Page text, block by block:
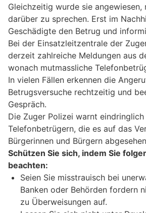
Gleichzeitig wurde sie angewiesen,
darüber zu sprechen. Erst im
Geschädigte den Betrug und
Bei der Einsatzleitzentrale der
derzeit zahlreiche Meldungen aus
wonach mutmassliche
In vielen Fällen erkennen die
Betrugsversuche rechtzeitig und
Gespräch.
Die Zuger Polizei warnt
Telefonbetrügern, die es auf das
Bürgerinnen und Bürgern
Schützen Sie sich, indem Sie
beachten:
Seien Sie misstrauisch bei
Banken oder Behörden fordern
zu Überweisungen auf.